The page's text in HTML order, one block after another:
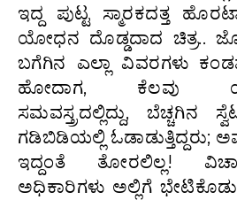
ಇದ್ದ ಪುಟ್ಟ ಸ್ಮಾರಕದತ್ತ
ಯೋಧನ ದೊಡ್ಡದಾದ ಚಿತ್ರ..
ಬಗೆಗಿನ ಎಲ್ಲಾ ವಿವರಗಳು
ಹೋದಾಗ, ಕೆಲವು
ಸಮವಸ್ತ್ರದಲ್ಲಿದ್ದು,
ಗಡಿಬಿಡಿಯಲ್ಲಿ ಓಡಾಡುತ್ತಿದ್ದರು;
ಇದ್ದಂತೆ ತೋರಲಿಲ್ಲ!
ಅಧಿಕಾರಿಗಳು ಅಲ್ಲಿಗೆ